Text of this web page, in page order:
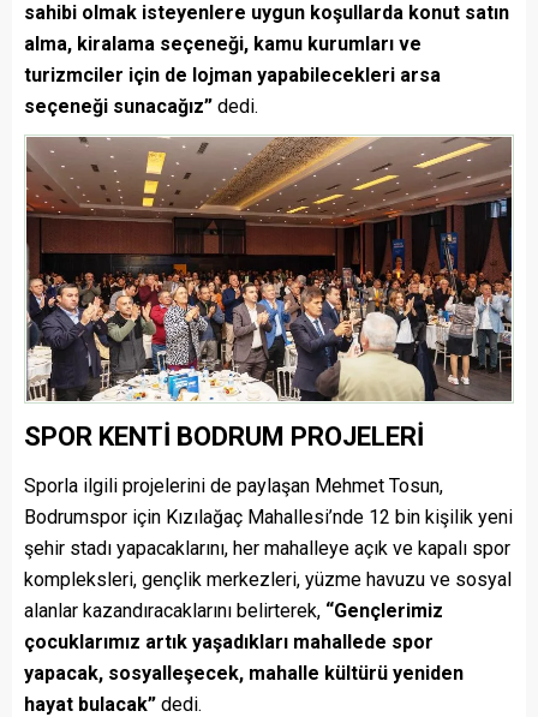
sahibi olmak isteyenlere uygun koşullarda konut satın
alma, kiralama seçeneği, kamu kurumları ve
turizmciler için de lojman yapabilecekleri arsa
seçeneği sunacağız” dedi.
SPOR KENTİ BODRUM PROJELERİ
Sporla ilgili projelerini de paylaşan Mehmet Tosun,
Bodrumspor için Kızılağaç Mahallesi’nde 12 bin kişilik yeni
şehir stadı yapacaklarını, her mahalleye açık ve kapalı spor
kompleksleri, gençlik merkezleri, yüzme havuzu ve sosyal
alanlar kazandıracaklarını belirterek, “Gençlerimiz
çocuklarımız artık yaşadıkları mahallede spor
yapacak, sosyalleşecek, mahalle kültürü yeniden
hayat bulacak” dedi.